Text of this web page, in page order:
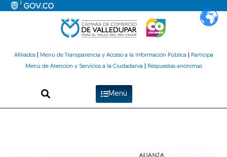
Afiliados| Menú de Transparencia y Acceso a la Información Pública
Participa
Menú de Atención y Servicios a la Ciudadanía
Respuestas anónimas
Menú